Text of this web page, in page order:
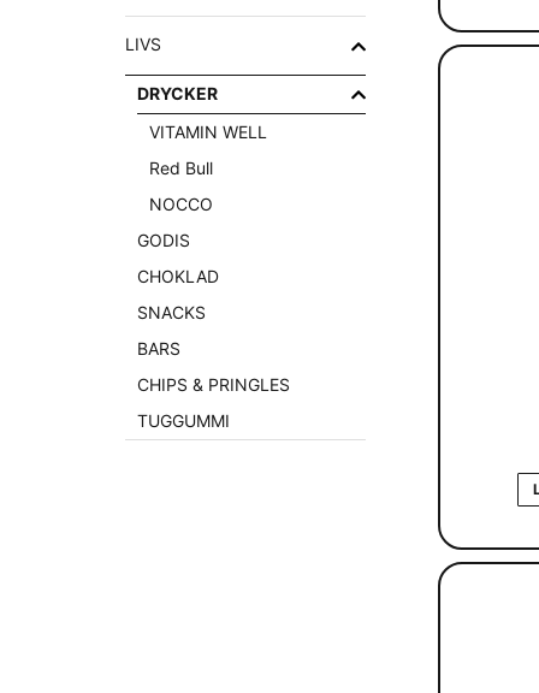
LIVS
DRYCKER
VITAMIN WELL
Red Bull
NOCCO
GODIS
CHOKLAD
SNACKS
BARS
CHIPS & PRINGLES
TUGGUMMI